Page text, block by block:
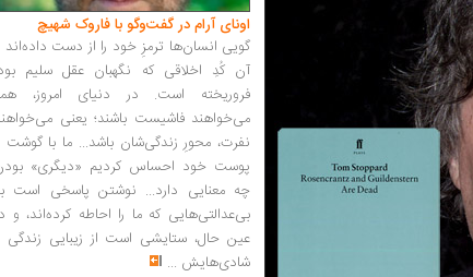
اونای آرام در گفت‌وگو با فاروک شهیچ‭
گویی انسان‌ها ترمزِ خود را از دست داده‌اند
آن کُدِ اخلاقی که نگهبان عقل سلیم
فروریخته است. در دنیای امروز،
می‌خواهند فاشیست باشند؛ یعنی
نفرت، محورِ زندگی‌شان باشد... ما با گوشت
پوست خود احساس کردیم «دیگری»
چه معنایی دارد... نوشتن پاسخی است
بی‌عدالتی‌هایی که ما را احاطه کرده‌اند، و
عین حال، ستایشی است از زیبایی زندگی
شادی‌هایش ...